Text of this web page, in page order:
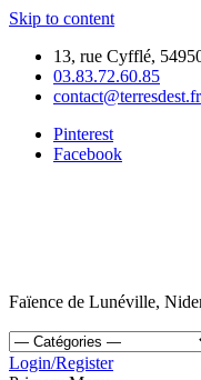
Skip to content
13, rue Cyfflé,
03.83.72.60.85
contact@terresdest.fr
Pinterest
Facebook
Faïence de Lunéville,
Login/Register